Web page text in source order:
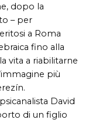
dopo la
– per
a Roma
fino alla
vita a riabilitarne
più
David
di un figlio